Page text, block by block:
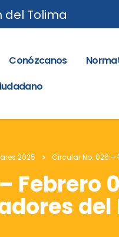
del Tolima
Conózcanos
2025 Circular No. 026 –
Febrero